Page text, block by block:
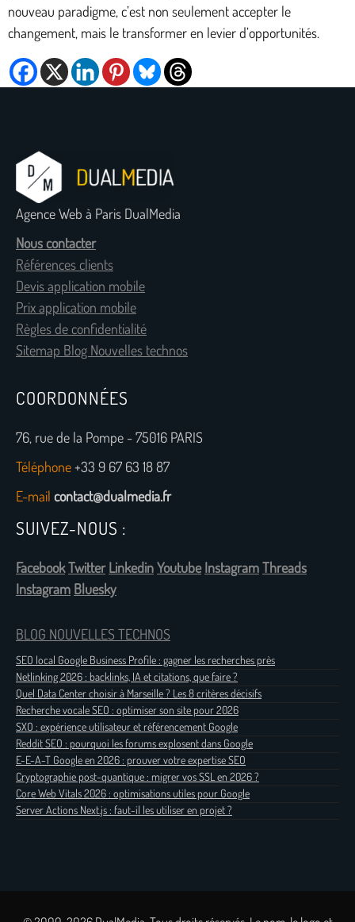
nouveau paradigme, c’est non seulement accepter le
changement, mais le transformer en levier d’opportunités.
Agence Web à Paris DualMedia
Nous contacter
Références clients
Devis application mobile
Prix application mobile
Règles de confidentialité
Sitemap Blog Nouvelles technos
COORDONNÉES
76, rue de la Pompe - 75016 PARIS
Téléphone+33 9 67 63 18 87
E-mail contact@dualmedia.fr
SUIVEZ-NOUS :
FacebookTwitter LinkedinYoutube InstagramThreads
Instagram Bluesky
BLOG NOUVELLES TECHNOS
SEO local Google Business Profile : gagner les recherches près
Netlinking 2026 : backlinks, IA et citations, que faire ?
Quel Data Center choisir à Marseille ? Les 8 critères décisifs
Recherche vocale SEO : optimiser son site pour 2026
SXO : expérience utilisateur et référencement Google
Reddit SEO : pourquoi les forums explosent dans Google
E-E-A-T Google en 2026 : prouver votre expertise SEO
Cryptographie post-quantique : migrer vos SSL en 2026 ?
Core Web Vitals 2026 : optimisations utiles pour Google
Server Actions Next.js : faut-il les utiliser en projet ?